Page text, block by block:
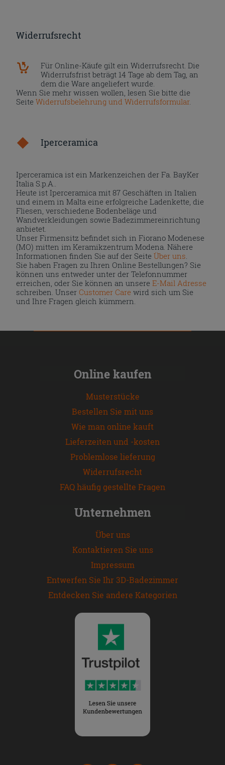
Widerrufsrecht
Für Online-Käufe gilt ein Widerrufsrecht. Die
Widerrufsfrist beträgt 14 Tage ab dem Tag, an
dem die Ware angeliefert wurde.
Wenn Sie mehr wissen wollen, lesen Sie bitte die
SeiteWiderrufsbelehrung und Widerrufsformular.
Iperceramica
Iperceramica ist ein Markenzeichen der Fa. BayKer
Italia S.p.A..
Heute ist Iperceramica mit 87 Geschäften in Italien
und einem in Malta eine erfolgreiche Ladenkette, die
Fliesen, verschiedene Bodenbeläge und
Wandverkleidungen sowie Badezimmereinrichtung
anbietet.
Unser Firmensitz befindet sich in Fiorano Modenese
(MO) mitten im Keramikzentrum Modena. Nähere
Informationen finden Sie auf der Seite Über uns
Sie haben Fragen zu Ihren Online Bestellungen? Sie
können uns entweder unter der Telefonnummer
erreichen, oder Sie können an unsereE-Mail Adresse
schreiben. UnserCustomer Care wird sich um Sie
und Ihre Fragen gleich kümmern.
Online kaufen
Musterstücke
Bestellen Sie mit uns
Wie man online kauft
Lieferzeiten und -kosten
Problemlose lieferung
Widerrufsrecht
FAQ häufig gestellte Fragen
Unternehmen
Über uns
Kontaktieren Sie uns
Impressum
Entwerfen Sie Ihr 3D-Badezimmer
Entdecken Sie andere Kategorien